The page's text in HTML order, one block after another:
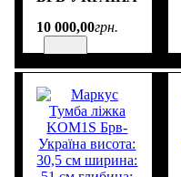
106,5 см
10 000,00грн.